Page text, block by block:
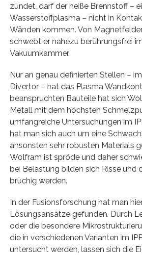
zündet, darf der heiße Brennstoff –
Wasserstoffplasma – nicht in
Wänden kommen. Von
schwebt er nahezu berührungsfrei
Vakuumkammer.
Nur an genau definierten Stellen –
Divertor – hat das Plasma
beanspruchten Bauteile hat sich
Metall mit dem höchsten
umfangreiche Untersuchungen im
hat man sich auch um eine
ansonsten sehr robusten Materials
Wolfram ist spröde und daher
bei Belastung bilden sich Risse und
brüchig werden.
In der Fusionsforschung hat man
Lösungsansätze gefunden. Durch
oder die besondere
die in verschiedenen Varianten im
untersucht werden, lassen sich die